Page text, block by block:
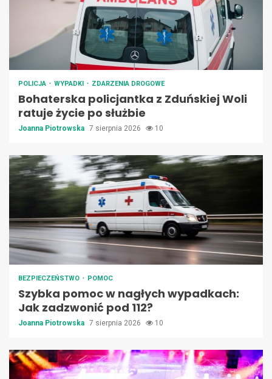
POLICJA WYPADKI ZDARZENIA DROGOWE
Bohaterska policjantka z Zduńskiej Woli
ratuje życie po służbie
Joanna Piotrowska 7 sierpnia 2026 10
BEZPIECZEŃSTWO POMOC
Szybka pomoc w nagłych wypadkach:
Jak zadzwonić pod 112?
Joanna Piotrowska 7 sierpnia 2026 10